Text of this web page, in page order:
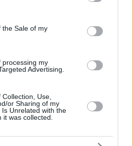
Google and its third-party tags to
purposes in below Google
the Sale of my
processing my
Advertising.
Use,
or Sharing of my
Unrelated with the
was collected.
για τον Ινφαντίνο: Η εξαψήφια
της UEFA και η
σε γερμανικό
στημένη προβοκάτσια»
από το βράδυ: Εύκολες και
κάθε μέρα